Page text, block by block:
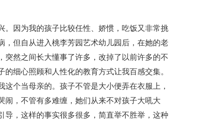
因为我的孩子比较任性、娇惯，吃饭又非常挑
但自从进入桃李芳园艺术幼儿园后，在她的老
突然之间长大懂事了许多，改掉了以前许多的不
细心照顾和人性化的教育方式让我百感交集。
个当母亲的。孩子不管是大小便弄在衣服上，
闹，不管有多难缠，她们从来不对孩子大吼大
导，这样的事实很多很多，简直举不胜举，这种